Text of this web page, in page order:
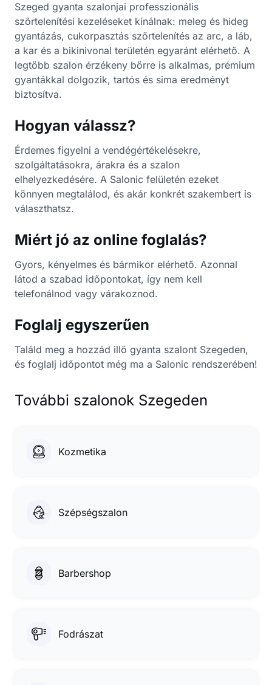
Szeged gyanta szalonjai professzionális
szőrtelenítési kezeléseket kínálnak: meleg és hideg
gyantázás, cukorpasztás szőrtelenítés az arc, a láb,
a kar és a bikinivonal területén egyaránt elérhető. A
legtöbb szalon érzékeny bőrre is alkalmas, prémium
gyantákkal dolgozik, tartós és sima eredményt
biztosítva.
Hogyan válassz?
Érdemes figyelni a vendégértékelésekre,
szolgáltatásokra, árakra és a szalon
elhelyezkedésére. A Salonic felületén ezeket
könnyen megtalálod, és akár konkrét szakembert is
választhatsz.
Miért jó az online foglalás?
Gyors, kényelmes és bármikor elérhető. Azonnal
látod a szabad időpontokat, így nem kell
telefonálnod vagy várakoznod.
Foglalj egyszerűen
Találd meg a hozzád illő gyanta szalont Szegeden,
és foglalj időpontot még ma a Salonic rendszerében!
További szalonok Szegeden
Kozmetika
Szépségszalon
Barbershop
Fodrászat